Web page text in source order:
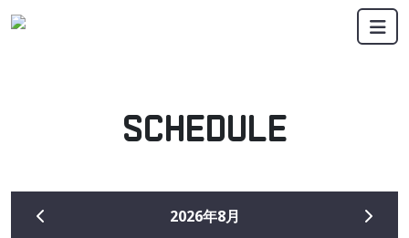
メインナビゲーション
SCHEDULE
2026年8月